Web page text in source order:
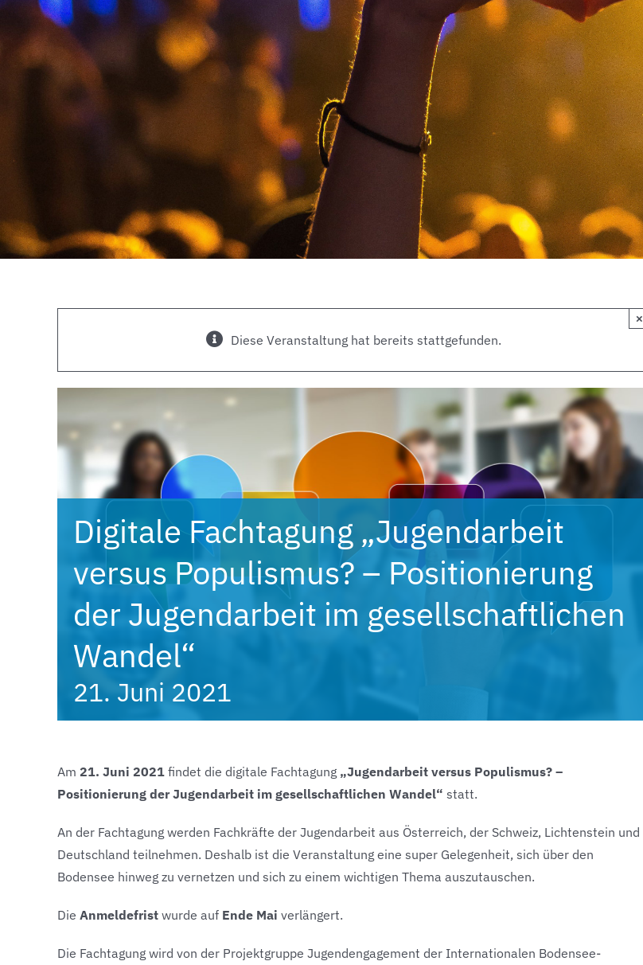
Diese Veranstaltung hat bereits stattgefunden.
×
Digitale Fachtagung „Jugendarbeit
versus Populismus? – Positionierung
der Jugendarbeit im gesellschaftlichen
Wandel“
21. Juni 2021
Am 21. Juni 2021 findet die digitale Fachtagung „Jugendarbeit versus Populismus? –
Positionierung der Jugendarbeit im gesellschaftlichen Wandel“ statt.
An der Fachtagung werden Fachkräfte der Jugendarbeit aus Österreich, der Schweiz, Lichtenstein und
Deutschland teilnehmen. Deshalb ist die Veranstaltung eine super Gelegenheit, sich über den
Bodensee hinweg zu vernetzen und sich zu einem wichtigen Thema auszutauschen.
Die Anmeldefrist wurde auf Ende Mai verlängert.
Die Fachtagung wird von der Projektgruppe Jugendengagement der Internationalen Bodensee-